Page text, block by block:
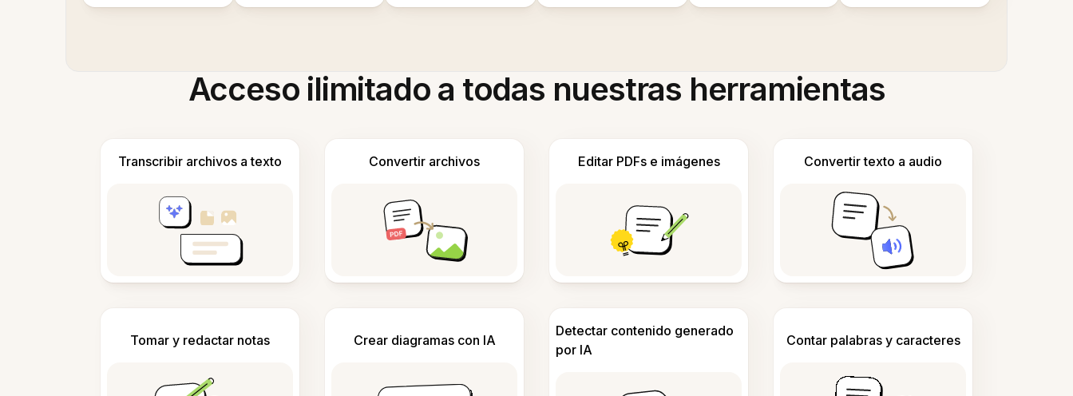
Acceso ilimitado a todas nuestras herramientas
Transcribir archivos a texto Convertir archivos Editar PDFs e imágenes Convertir texto a audio
Tomar y redactar notas Crear diagramas con IA
Detectar contenido generado
por IA
Contar palabras y caracteres